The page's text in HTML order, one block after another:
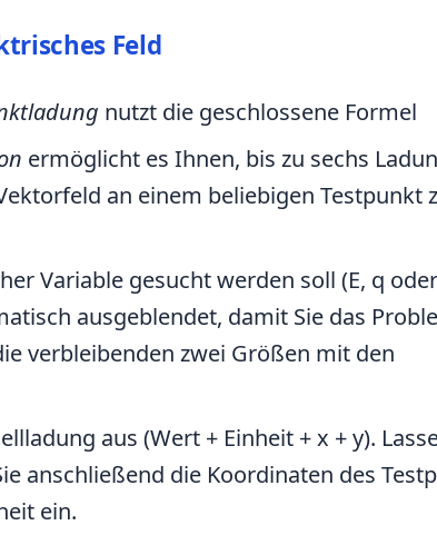
Feld
nutzt die geschlossene Formel
ermöglicht es Ihnen, bis zu sechs
an einem beliebigen Testpunkt
Variable gesucht werden soll (E, q
ausgeblendet, damit Sie das
verbleibenden zwei Größen mit den
aus (Wert + Einheit + x + y).
anschließend die Koordinaten des
ein.